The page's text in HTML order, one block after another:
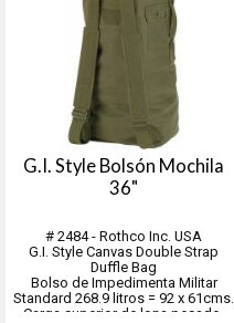
G.I. Style Bolsón Mochila
36"
# 2484 - Rothco Inc. USA
G.I. Style Canvas Double Strap
Duffle Bag
Bolso de Impedimenta Militar
Standard 268.9 litros = 92 x 61cms.
Carga superior de lona pesado.